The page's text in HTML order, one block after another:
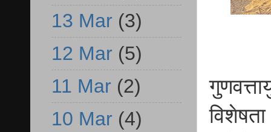
विशेषता
13 Mar (3)
12 Mar (5)
11 Mar (2)
10 Mar (4)